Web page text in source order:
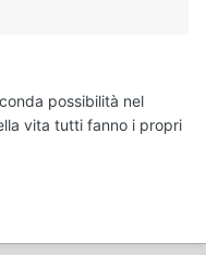
possibilità nel
vita tutti fanno i propri